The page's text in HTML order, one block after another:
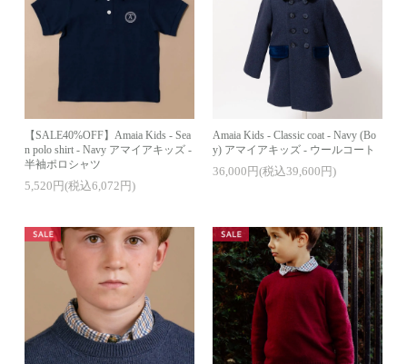
【SALE40%OFF】Amaia Kids - Sea
n polo shirt - Navy アマイアキッズ -
半袖ポロシャツ
5,520円(税込6,072円)
Amaia Kids - Classic coat - Navy (Bo
y) アマイアキッズ - ウールコート
36,000円(税込39,600円)